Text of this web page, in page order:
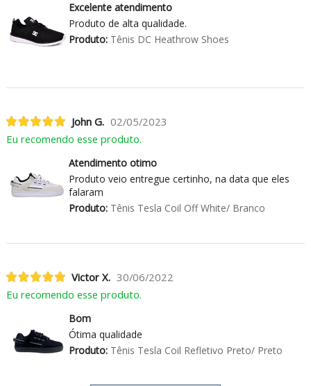
Excelente atendimento
Produto de alta qualidade.
Produto:Tênis DC Heathrow Shoes
John G. 02/05/2023
Eu recomendo esse produto.
Atendimento otimo
Produto veio entregue certinho, na data que eles
falaram
Produto:Tênis Tesla Coil Off White/ Branco
Victor X. 30/06/2022
Eu recomendo esse produto.
Bom
Ótima qualidade
Produto:Tênis Tesla Coil Refletivo Preto/ Preto